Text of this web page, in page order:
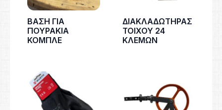
ΒΑΣΗ ΓΙΑ
ΠΟΥΡΑΚΙΑ
ΚΟΜΠΛΕ
ΔΙΑΚΛΑΔΩΤΗΡΑΣ
ΤΟΙΧΟΥ 24
ΚΛΕΜΩΝ